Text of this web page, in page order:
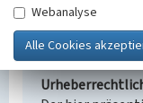
Empfohlene
Webanalyse